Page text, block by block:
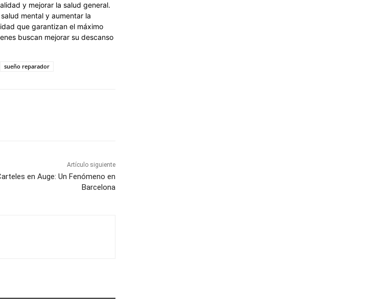
y mejorar la salud general.
mental y aumentar la
que garantizan el máximo
buscan mejorar su descanso
sueño reparador
Artículo siguiente
en Auge: Un Fenómeno en
Barcelona